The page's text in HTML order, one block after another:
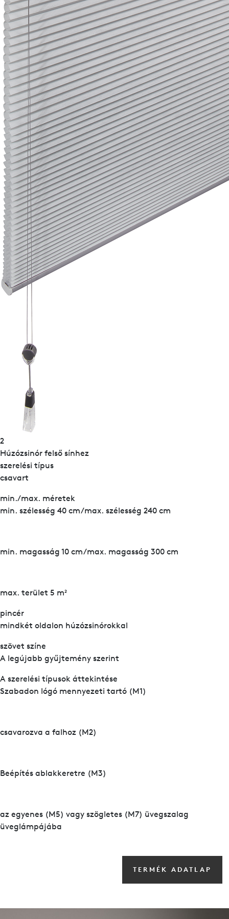
2
Húzózsinór felső sínhez
szerelési típus
csavart
min./max. méretek
min. szélesség 40 cm/max. szélesség 240 cm
min. magasság 10 cm/max. magasság 300 cm
max. terület 5 m²
pincér
mindkét oldalon húzózsinórokkal
szövet színe
A legújabb gyűjtemény szerint
A szerelési típusok áttekintése
Szabadon lógó mennyezeti tartó (M1)
csavarozva a falhoz (M2)
Beépítés ablakkeretre (M3)
az egyenes (M5) vagy szögletes (M7) üvegszalag
üveglámpájába
TERMÉK ADATLAP